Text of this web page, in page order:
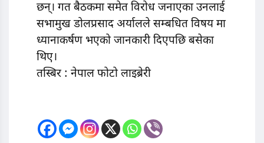
छन्। गत बैठकमा समेत विरोध जनाएका उनलाई
सभामुख डोलप्रसाद अर्यालले सम्बधित विषय मा
ध्यानाकर्षण भएको जानकारी दिएपछि बसेका
थिए।
तस्बिर : नेपाल फोटो लाइब्रेरी